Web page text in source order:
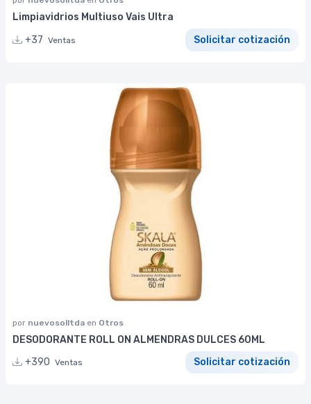
Limpiavidrios Multiuso Vais Ultra
+37 Ventas Solicitar cotización
por nuevosolltda en Otros
DESODORANTE ROLL ON ALMENDRAS DULCES 60ML
+390 Ventas Solicitar cotización